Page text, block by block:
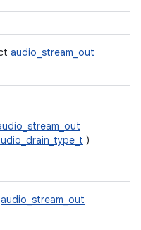
audio_stream_out
)
audio_stream_out